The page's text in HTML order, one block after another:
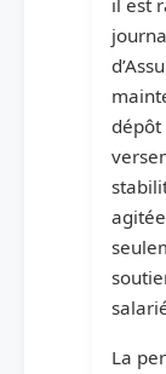
il est
dépôt
La